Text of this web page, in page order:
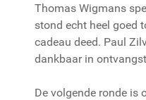
Thomas Wigmans
stond echt heel goed
cadeau deed. Paul
dankbaar in
De volgende ronde is